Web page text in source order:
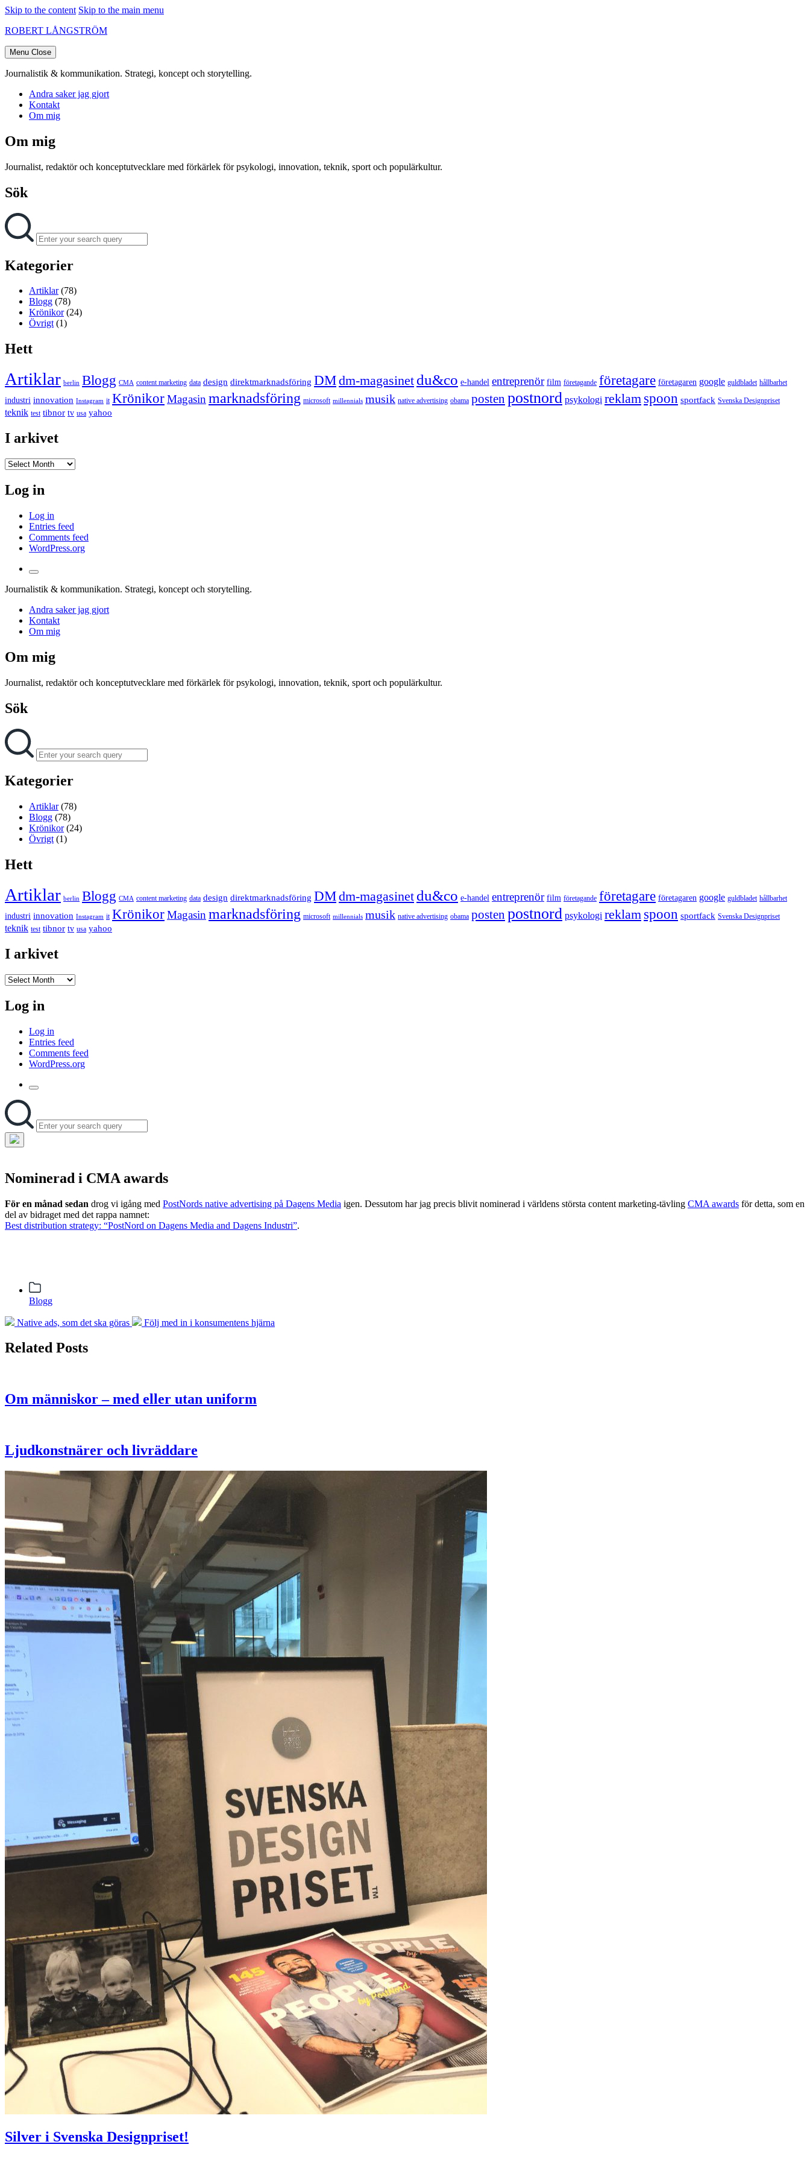
Skip to the content Skip to the main menu
ROBERT LÅNGSTRÖM
Menu Close
Journalistik & kommunikation. Strategi, koncept och storytelling.
Andra saker jag gjort
Kontakt
Om mig
Om mig
Journalist, redaktör och konceptutvecklare med förkärlek för psykologi, innovation, teknik, sport och populärkultur.
Sök
Search
for:
Kategorier
Artiklar(78)
Blogg (78)
Krönikor(24)
Övrigt(1)
Hett
Artiklar berlin Blogg CMA content marketing data design direktmarknadsföring DMdm-magasinet du&co e-handel entreprenör film företagande företagare företagaren google guldbladet hållbarhet
industri innovation Instagram it KrönikorMagasinmarknadsföring microsoft millennials musik native advertising obama posten postnord psykologi reklam spoon sportfack Svenska Designpriset
teknik test tibnor tv usa yahoo
I arkivet
Log in
Log in
Entries feed
Comments feed
WordPress.org
Toggle
the
search
Journalistik & kommunikation. Strategi, koncept och storytelling.
Andra saker jag gjort
Kontakt
Om mig
Om mig
Journalist, redaktör och konceptutvecklare med förkärlek för psykologi, innovation, teknik, sport och populärkultur.
Sök
Search
for:
Kategorier
Artiklar(78)
Blogg (78)
Krönikor(24)
Övrigt (1)
Hett
Artiklar berlin Blogg CMA content marketing data design direktmarknadsföring DMdm-magasinet du&co e-handel entreprenör film företagande företagare företagaren google guldbladet hållbarhet
industri innovation Instagram it KrönikorMagasin marknadsföring microsoft millennials musik native advertising obama posten postnord psykologi reklam spoon sportfack Svenska Designpriset
teknik test tibnor tv usa yahoo
I arkivet
Log in
Log in
Entries feed
Comments feed
WordPress.org
Toggle
field
Search
for:
Hide
overlay
Nominerad i CMA awards
För en månad sedan drog vi igång med PostNords native advertising på Dagens Media igen. Dessutom har jag precis blivit nominerad i världens största content marketing-tävling CMA awards för detta, som en
del av bidraget med det rappa namnet:
Best distribution strategy: “PostNord on Dagens Media and Dagens Industri”.
Posted
Blogg
Previous
Native ads, som det ska göras
Next
Följ med in i konsumentens hjärna
Related Posts
Om människor – med eller utan uniform
Ljudkonstnärer och livräddare
Silver i Svenska Designpriset!